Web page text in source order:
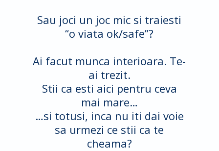
Sau joci un joc mic si traiesti
“o viata ok/safe”?
Ai facut munca interioara. Te-
ai trezit.
Stii ca esti aici pentru ceva
mai mare…
…si totusi, inca nu iti dai voie
sa urmezi ce stii ca te
cheama?